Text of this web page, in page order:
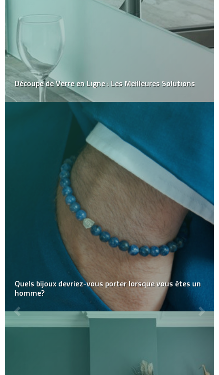
Découpe de Verre en Ligne : Les Meilleures Solutions
Quels bijoux devriez-vous porter lorsque vous êtes un
homme?